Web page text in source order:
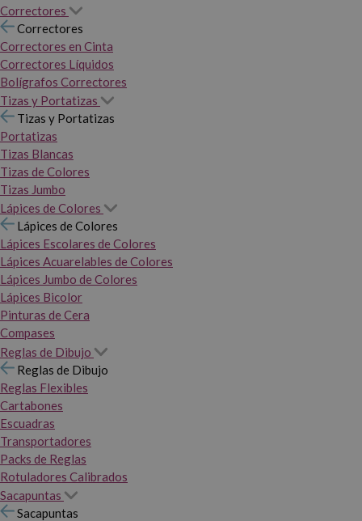
Correctores
Correctores
Correctores en Cinta
Correctores Líquidos
Bolígrafos Correctores
Tizas y Portatizas
Tizas y Portatizas
Portatizas
Tizas Blancas
Tizas de Colores
Tizas Jumbo
Lápices de Colores
Lápices de Colores
Lápices Escolares de Colores
Lápices Acuarelables de Colores
Lápices Jumbo de Colores
Lápices Bicolor
Pinturas de Cera
Compases
Reglas de Dibujo
Reglas de Dibujo
Reglas Flexibles
Cartabones
Escuadras
Transportadores
Packs de Reglas
Rotuladores Calibrados
Sacapuntas
Sacapuntas